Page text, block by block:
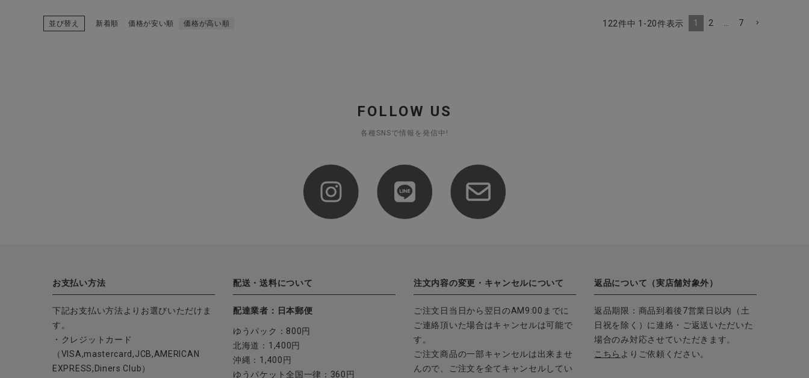
並び替え 新着順 価格が安い順 価格が高い順 122件中 1 -20件表示 1 2 … 7
FOLLOW US
各種SNSで情報を発信中!
お支払い方法
下記お支払い方法よりお選びいただけま
す。
・クレジットカード
（VISA,mastercard,JCB,AMERICAN
EXPRESS,Diners Club）
配送・送料について
配達業者：日本郵便
ゆうパック：800円
北海道：1,400円
沖縄：1,400円
ゆうパケット全国一律：360円
注文内容の変更・キャンセルについて
ご注文日当日から翌日のAM9:00までに
ご連絡頂いた場合はキャンセルは可能で
す。
ご注文商品の一部キャンセルは出来ませ
んので、ご注文を全てキャンセルしてい
返品について（実店舗対象外）
返品期限：商品到着後7営業日以内（土
日祝を除く）に連絡・ご返送いただいた
場合のみ対応させていただきます。
こちら よりご依頼ください。